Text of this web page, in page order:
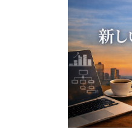
ト
ゼ
ミ
！